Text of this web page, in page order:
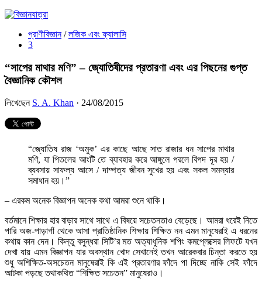
প্রাণীবিজ্ঞান / লজিক এবং ফ্যালাসি
3
“সাপের মাথার মণি” – জ্যোতিষীদের প্রতারণা এবং এর পিছনের গুপ্ত
বৈজ্ঞানিক কৌশল
লিখেছেন S. A. Khan · 24/08/2015
“জ্যোতিষ রাজ ‘অমুক’ এর কাছে আছে সাত রাজার ধন সাপের মাথার
মণি, যা পিতলের আংটি তে ব্যাবহার করে আঙ্গুলে পরলে বিপদ দূর হয় /
ব্যবসায় সাফল্য আসে / দাম্পত্য জীবন সুখের হয় এবং সকল সমস্যার
সমাধান হয়।”
– এরকম অনেক বিজ্ঞাপন অনেক কথা আমরা শুনে থাকি।
বর্তমানে শিক্ষার হার বাড়ার সাথে সাথে এ বিষয়ে সচেতনতাও বেড়েছে। আমরা ধরেই নিতে
পারি অজ-পাড়াগাঁ থেকে আসা প্রাতিষ্ঠানিক শিক্ষায় শিক্ষিত নন এমন মানুষেরাই এ ধরনের
কথায় কান দেন। কিন্তু বসুন্ধরা সিটি’র মত অত্যাধুনিক শপিং কমপ্লেক্সের লিফটে যখন
দেখা যায় এমন বিজ্ঞাপন যার অবস্থান খোদ সেখানেই তখন আরেকবার চিন্তা করতে হয়
শুধু অশিক্ষিত-অসচেতন মানুষেরাই কি এই প্রতারণার ফাঁদে পা দিচ্ছে নাকি সেই ফাঁদে
আটকা পড়ছে তথাকথিত “শিক্ষিত সচেতন” মানুষেরাও।